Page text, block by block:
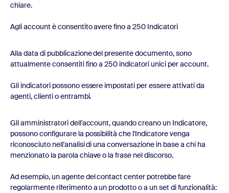
chiare.
Agli account è consentito avere fino a 250 Indicatori
Alla data di pubblicazione del presente documento, sono
attualmente consentiti fino a 250 indicatori unici per account.
Gli indicatori possono essere impostati per essere attivati da
agenti, clienti o entrambi.
Gli amministratori dell'account, quando creano un Indicatore,
possono configurare la possibilità che l'Indicatore venga
riconosciuto nell'analisi di una conversazione in base a chi ha
menzionato la parola chiave o la frase nel discorso.
Ad esempio, un agente del contact center potrebbe fare
regolarmente riferimento a un prodotto o a un set di funzionalità: